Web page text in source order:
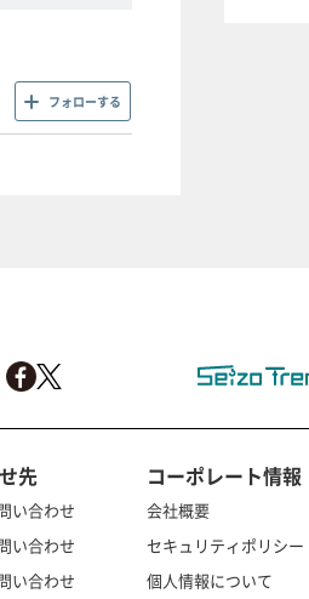
フォローする
先
い合わせ
い合わせ
い合わせ
コーポレート情報
会社概要
セキュリティポリシー
個人情報について